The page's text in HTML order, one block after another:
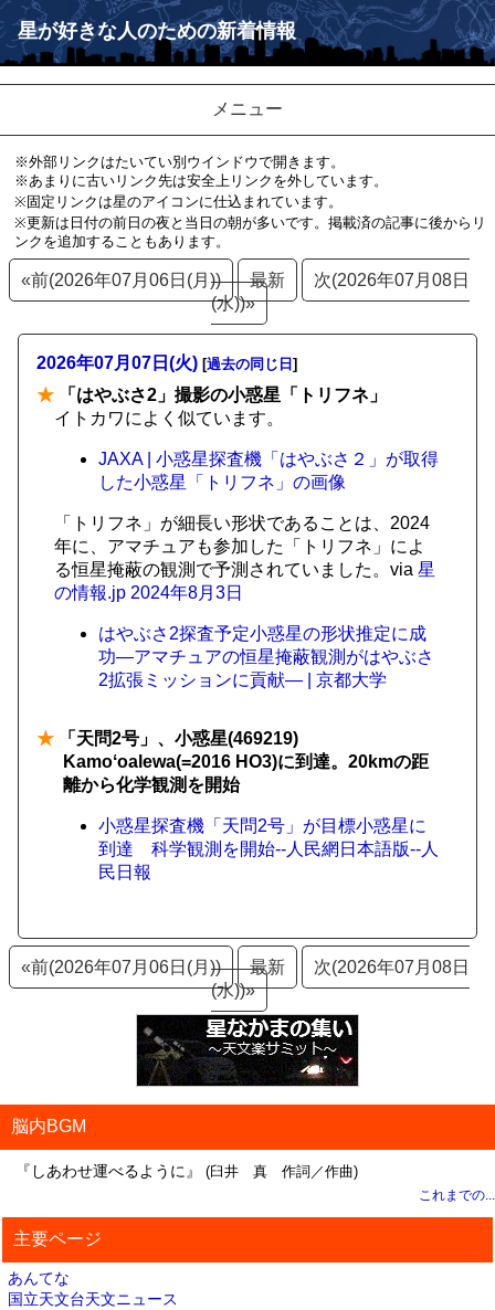
星が好きな人のための新着情報
メニュー
※外部リンクはたいてい別ウインドウで開きます。
※あまりに古いリンク先は安全上リンクを外しています。
※固定リンクは星のアイコンに仕込まれています。
※更新は日付の前日の夜と当日の朝が多いです。掲載済の記事に後からリ
ンクを追加することもあります。
«前(2026年07月06日(月)) 最新
次(2026年07月08日
(水))»
2026年07月07日(火) [過去の同じ日 ]
★ 「はやぶさ2」撮影の小惑星「トリフネ」
イトカワによく似ています。
JAXA | 小惑星探査機「はやぶさ２」が取得
した小惑星「トリフネ」の画像
「トリフネ」が細長い形状であることは、2024
年に、アマチュアも参加した「トリフネ」によ
る恒星掩蔽の観測で予測されていました。via 星
の情報.jp 2024年8月3日
はやぶさ2探査予定小惑星の形状推定に成
功―アマチュアの恒星掩蔽観測がはやぶさ
2拡張ミッションに貢献― | 京都大学
★ 「天問2号」、小惑星(469219)
Kamoʻoalewa(=2016 HO3)に到達。20kmの距
離から化学観測を開始
小惑星探査機「天問2号」が目標小惑星に
到達 科学観測を開始--人民網日本語版--人
民日報
«前(2026年07月06日(月)) 最新
次(2026年07月08日
(水))»
脳内BGM
『しあわせ運べるように』 (臼井 真 作詞／作曲)
これまでの...
主要ページ
あんてな
国立天文台天文ニュース